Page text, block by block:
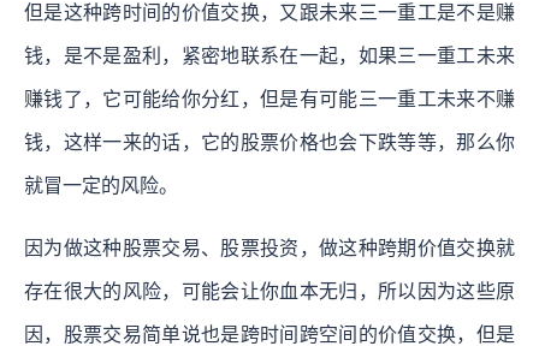
但是这种跨时间的价值交换，又跟未来三一重工是不是赚
钱，是不是盈利，紧密地联系在一起，如果三一重工未来
赚钱了，它可能给你分红，但是有可能三一重工未来不赚
钱，这样一来的话，它的股票价格也会下跌等等，那么你
就冒一定的风险。
因为做这种股票交易、股票投资，做这种跨期价值交换就
存在很大的风险，可能会让你血本无归，所以因为这些原
因，股票交易简单说也是跨时间跨空间的价值交换，但是